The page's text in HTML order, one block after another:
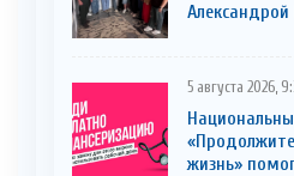
5 августа 2026,
жизнь»